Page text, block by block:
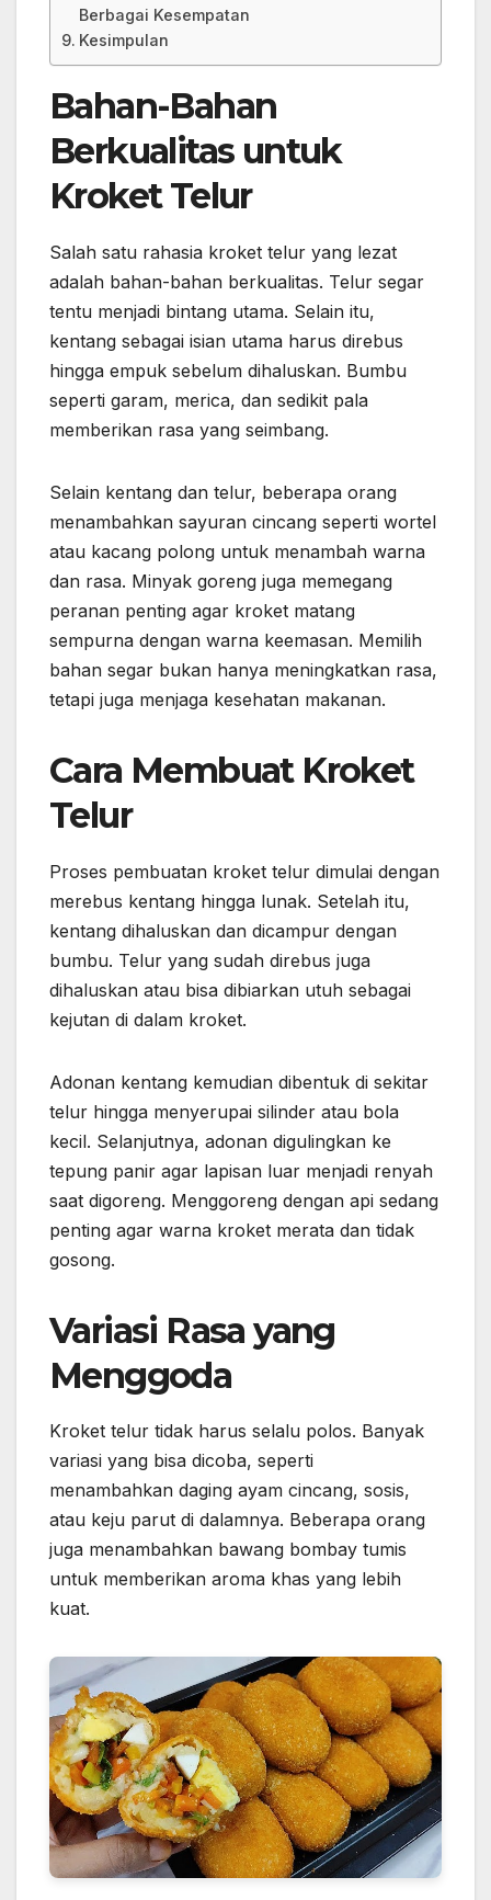
Berbagai Kesempatan
Kesimpulan
Bahan-Bahan
Berkualitas untuk
Kroket Telur
Salah satu rahasia kroket telur yang lezat
adalah bahan-bahan berkualitas. Telur segar
tentu menjadi bintang utama. Selain itu,
kentang sebagai isian utama harus direbus
hingga empuk sebelum dihaluskan. Bumbu
seperti garam, merica, dan sedikit pala
memberikan rasa yang seimbang.
Selain kentang dan telur, beberapa orang
menambahkan sayuran cincang seperti wortel
atau kacang polong untuk menambah warna
dan rasa. Minyak goreng juga memegang
peranan penting agar kroket matang
sempurna dengan warna keemasan. Memilih
bahan segar bukan hanya meningkatkan rasa,
tetapi juga menjaga kesehatan makanan.
Cara Membuat Kroket
Telur
Proses pembuatan kroket telur dimulai dengan
merebus kentang hingga lunak. Setelah itu,
kentang dihaluskan dan dicampur dengan
bumbu. Telur yang sudah direbus juga
dihaluskan atau bisa dibiarkan utuh sebagai
kejutan di dalam kroket.
Adonan kentang kemudian dibentuk di sekitar
telur hingga menyerupai silinder atau bola
kecil. Selanjutnya, adonan digulingkan ke
tepung panir agar lapisan luar menjadi renyah
saat digoreng. Menggoreng dengan api sedang
penting agar warna kroket merata dan tidak
gosong.
Variasi Rasa yang
Menggoda
Kroket telur tidak harus selalu polos. Banyak
variasi yang bisa dicoba, seperti
menambahkan daging ayam cincang, sosis,
atau keju parut di dalamnya. Beberapa orang
juga menambahkan bawang bombay tumis
untuk memberikan aroma khas yang lebih
kuat.